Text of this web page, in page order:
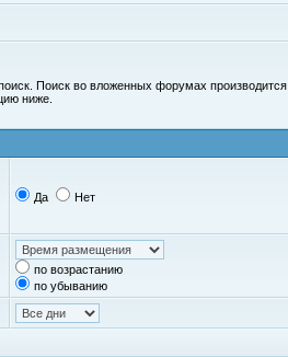
Поиск во вложенных форумах производится
ниже.
Да Нет
по возрастанию
по убыванию